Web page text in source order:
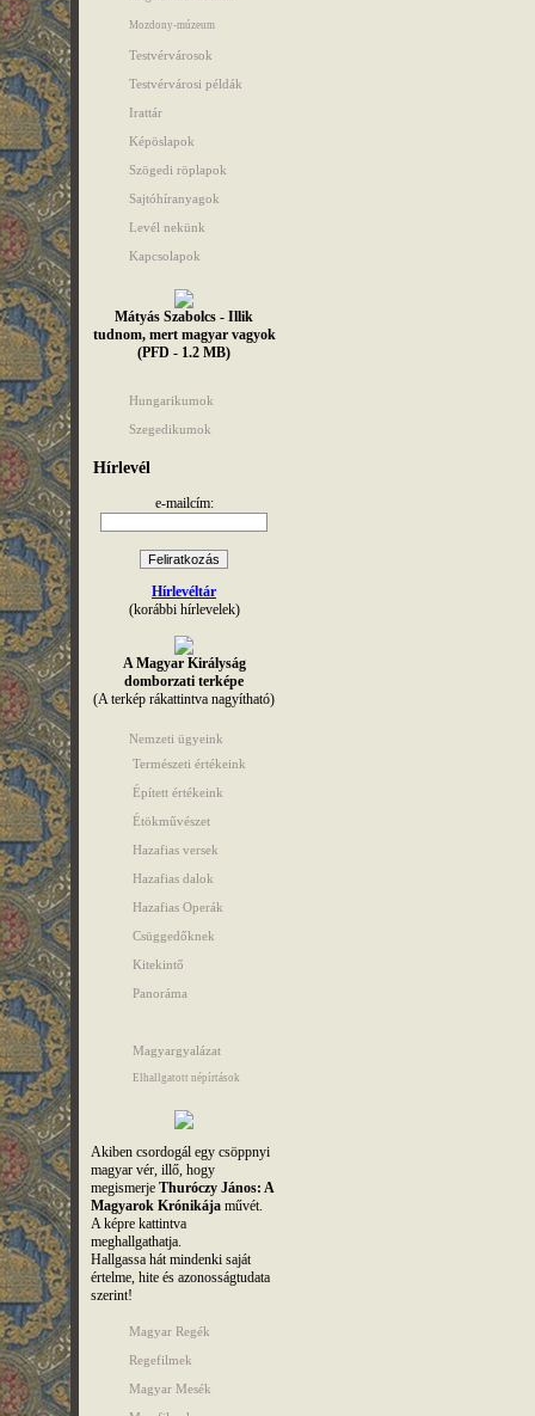
Mozdony-múzeum
Testvérvárosok
Testvérvárosi példák
Irattár
Képöslapok
Szögedi röplapok
Sajtóhíranyagok
Levél nekünk
Kapcsolapok
Mátyás Szabolcs - Illik
tudnom, mert magyar vagyok
(PFD - 1.2 MB)
Hungarikumok
Szegedikumok
Hírlevél
e-mailcím:
Hírlevéltár
(korábbi hírlevelek)
A Magyar Királyság
domborzati terképe
(A terkép rákattintva nagyítható)
Nemzeti ügyeink
Természeti értékeink
Épített értékeink
Étökművészet
Hazafias versek
Hazafias dalok
Hazafias Operák
Csüggedőknek
Kitekintő
Panoráma
Magyargyalázat
Elhallgatott népírtások
Akiben csordogál egy csöppnyi
magyar vér, illő, hogy
megismerje Thuróczy János: A
Magyarok Krónikájaművét.
A képre kattintva
meghallgathatja.
Hallgassa hát mindenki saját
értelme, hite és azonosságtudata
szerint!
Magyar Regék
Regefilmek
Magyar Mesék